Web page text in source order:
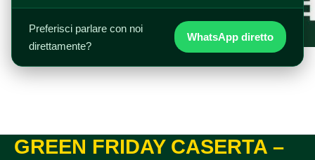
Preferisci parlare con noi
direttamente?
WhatsApp diretto
GREEN FRIDAY CASERTA –